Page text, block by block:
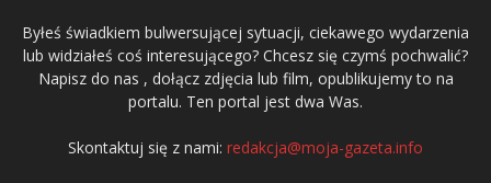
Byłeś świadkiem bulwersującej sytuacji, ciekawego wydarzenia
lub widziałeś coś interesującego? Chcesz się czymś pochwalić?
Napisz do nas , dołącz zdjęcia lub film, opublikujemy to na
portalu. Ten portal jest dwa Was.
Skontaktuj się z nami: redakcja@moja-gazeta.info